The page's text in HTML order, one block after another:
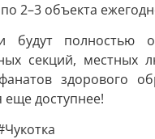
2–3 объекта
будут полностью
секций, местных
здорового
еще доступнее!